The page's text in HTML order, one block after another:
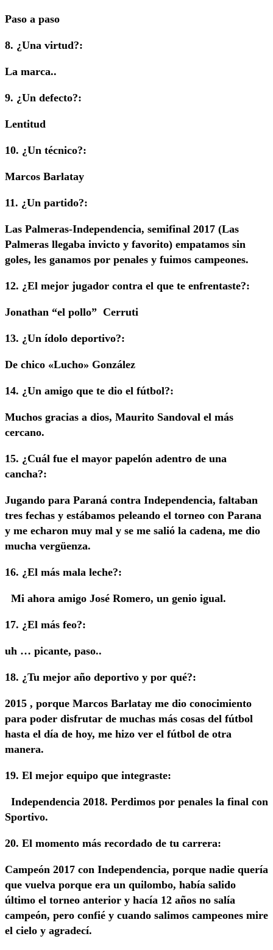
Paso a paso
8. ¿Una virtud?:
La marca..
9. ¿Un defecto?:
Lentitud
10. ¿Un técnico?:
Marcos Barlatay
11. ¿Un partido?:
Las Palmeras-Independencia, semifinal 2017 (Las
Palmeras llegaba invicto y favorito) empatamos sin
goles, les ganamos por penales y fuimos campeones.
12. ¿El mejor jugador contra el que te enfrentaste?:
Jonathan “el pollo” Cerruti
13. ¿Un ídolo deportivo?:
De chico «Lucho» González
14. ¿Un amigo que te dio el fútbol?:
Muchos gracias a dios, Maurito Sandoval el más
cercano.
15. ¿Cuál fue el mayor papelón adentro de una
cancha?:
Jugando para Paraná contra Independencia, faltaban
tres fechas y estábamos peleando el torneo con Parana
y me echaron muy mal y se me salió la cadena, me dio
mucha vergüenza.
16. ¿El más mala leche?:
Mi ahora amigo José Romero, un genio igual.
17. ¿El más feo?:
uh … picante, paso..
18. ¿Tu mejor año deportivo y por qué?:
2015 , porque Marcos Barlatay me dio conocimiento
para poder disfrutar de muchas más cosas del fútbol
hasta el día de hoy, me hizo ver el fútbol de otra
manera.
19. El mejor equipo que integraste:
Independencia 2018. Perdimos por penales la final con
Sportivo.
20. El momento más recordado de tu carrera:
Campeón 2017 con Independencia, porque nadie quería
que vuelva porque era un quilombo, había salido
último el torneo anterior y hacía 12 años no salía
campeón, pero confié y cuando salimos campeones mire
el cielo y agradecí.